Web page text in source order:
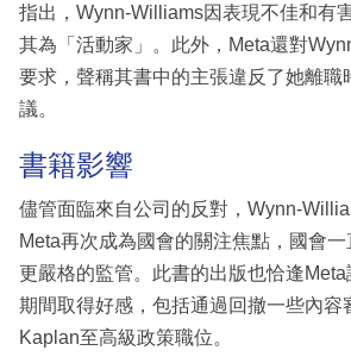
指出，Wynn-Williams因表現不佳和有
其為「活動家」。此外，Meta還對
要求，聲稱其書中的主張違反了她離職
議。
書籍影響
儘管面臨來自公司的反對，Wynn-
Meta再次成為國會的關注焦點，國會
更嚴格的監管。此書的出版也恰逢
期間取得好感，包括通過回撤一些內容
Kaplan至高級政策職位。